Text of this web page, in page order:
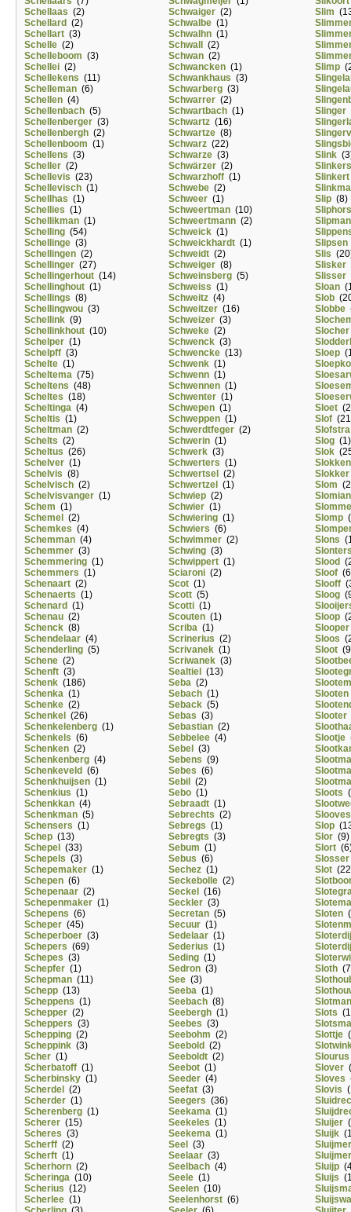
Schellaas (2)
Schellard (2)
Schellart (3)
Schelle (2)
Schelleboom (3)
Schellei (2)
Schellekens (11)
Schelleman (6)
Schellen (4)
Schellenbach (5)
Schellenberger (3)
Schellenbergh (2)
Schellenboom (1)
Schellens (3)
Scheller (2)
Schellevis (23)
Schellevisch (1)
Schellhas (1)
Schellies (1)
Schellikman (1)
Schelling (54)
Schellinge (3)
Schellingen (2)
Schellinger (27)
Schellingerhout (14)
Schellinghout (1)
Schellings (8)
Schellingwou (3)
Schellink (9)
Schellinkhout (10)
Schelper (1)
Schelpff (3)
Schelte (1)
Scheltema (75)
Scheltens (48)
Scheltes (18)
Scheltinga (4)
Scheltis (1)
Scheltman (2)
Schelts (2)
Scheltus (26)
Schelver (1)
Schelvis (8)
Schelvisch (2)
Schelvisvanger (1)
Schem (1)
Schemel
(2)
Schemkes (4)
Schemman (4)
Schemmer (3)
Schemmering (1)
Schemmers (1)
Schenaart (2)
Schenaerts (1)
Schenard (1)
Schenau (2)
Schenck (8)
Schendelaar (4)
Schenderling (5)
Schene (2)
Schenft (3)
Schenk (186)
Schenka (1)
Schenke (2)
Schenkel
(26)
Schenkelenberg (1)
Schenkels (6)
Schenken (2)
Schenkenberg (4)
Schenkeveld (6)
Schenkhuijsen (1)
Schenkius (1)
Schenkkan (4)
Schenkman (5)
Schensers (1)
Schep (13)
Schepel
(33)
Schepels (3)
Schepemaker (1)
Schepen (6)
Schepenaar (2)
Schepenmaker (1)
Schepens (6)
Scheper (45)
Scheperboer (3)
Schepers (69)
Schepes (3)
Schepfer (1)
Schepman (11)
Schepp (13)
Scheppens (1)
Schepper (2)
Scheppers (3)
Schepping (2)
Scheppink (3)
Scher (1)
Scherbatoff (1)
Scherbinsky (1)
Scherdel
(2)
Scherder (1)
Scherenberg (1)
Scherer (15)
Scheres (3)
Scherff (2)
Scherft (1)
Scherhorn (2)
Scheringa (10)
Scherius (12)
Scherlee (1)
Schwaiger (2)
Schwalbe (1)
Schwalhn (1)
Schwall
(2)
Schwan (2)
Schwancken (1)
Schwankhaus (3)
Schwarberg (3)
Schwarrer (2)
Schwartbach (1)
Schwartz (16)
Schwartze (8)
Schwarz (22)
Schwarze (3)
Schwärzer (2)
Schwarzhoff (1)
Schwebe (2)
Schweer (1)
Schweertman (10)
Schweertmann (2)
Schweick (1)
Schweickhardt (1)
Schweidt (2)
Schweiger (8)
Schweinsberg (5)
Schweiss (1)
Schweitz (4)
Schweitzer (16)
Schweizer (3)
Schweke (2)
Schwenck (3)
Schwencke (13)
Schwenk (1)
Schwenn (1)
Schwennen (1)
Schwenter (1)
Schwepen (1)
Schweppen (1)
Schwerdtfeger (2)
Schwerin (1)
Schwerk (3)
Schwerters (1)
Schwertsel
(2)
Schwertzel
(1)
Schwiep (2)
Schwier (1)
Schwiering (1)
Schwiers (6)
Schwimmer (2)
Schwing (3)
Schwippert (1)
Sciaroni (2)
Scot (1)
Scott (5)
Scotti (1)
Scouten (1)
Scriba (1)
Scrinerius (2)
Scrivanek (1)
Scriwanek (3)
Sealtiel
(13)
Seba (2)
Sebach (1)
Seback (5)
Sebas (3)
Sebastian (2)
Sebbelee (4)
Sebel
(3)
Sebens (9)
Sebes (6)
Sebil
(2)
Sebo (1)
Sebraadt (1)
Sebrechts (2)
Sebregs (1)
Sebregts (3)
Sebum (1)
Sebus (6)
Sechez (1)
Seckebolle (2)
Seckel
(16)
Seckler (3)
Secretan (5)
Secuur (1)
Sedelaar (1)
Sederius (1)
Seding (1)
Sedron (3)
See (3)
Seeba (1)
Seebach (8)
Seebergh (1)
Seebes (3)
Seebohm (2)
Seebold (2)
Seeboldt (2)
Seebot (1)
Seeder (4)
Seefat (3)
Seegers (36)
Seekama (1)
Seekeles (1)
Seekema (1)
Seel
(3)
Seelaar (3)
Seelbach (4)
Seele (1)
Seelen (10)
Seelenhorst (6)
Slim
Slimp
Slinger
Slink
Slinkers
Slinkert
Slip (8)
Slipman
Slipsen
Slis
Slisker
Slisser
Sloan
Slob
Slobbe
Slocher
Sloep
Sloet
Slof
Slofstra
Slog (1)
Slok
Slokker
Slom
Slomp
Slons
Slood
Sloof
Slooff
Sloog
Sloop
Slooper
Sloos
Sloot
Slooten
Slooter
Slootje
Sloots
Slooves
Slop
Slor (9)
Slort
Slosser
Slot
Sloten
Sloth
Slotman
Slots
Slotsma
Slottje
Slourus
Slover
Sloves
Slovis
Sluijer
Sluijk
Sluijmer
Sluijp
Sluijs